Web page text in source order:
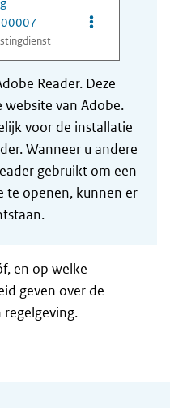
Opties van
Reader. Deze
van Adobe.
voor de installatie
Wanneer u andere
gebruikt om een
te openen, kunnen er
en op welke
geven over de